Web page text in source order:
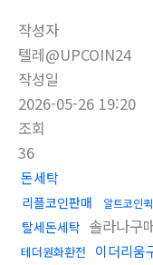
작성자
텔레@UPCOIN24
작성일
2026-05-26 19:20
조회
36
돈세탁
리플코인판매 알트코인
탈세돈세탁 솔라나구
테더원화환전 이더리움